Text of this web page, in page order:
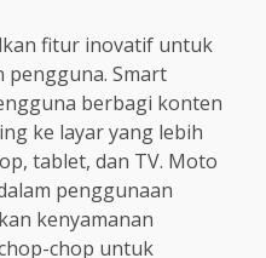
fitur inovatif untuk
pengguna. Smart
berbagi konten
ke layar yang lebih
tablet, dan TV. Moto
penggunaan
kenyamanan
chop untuk